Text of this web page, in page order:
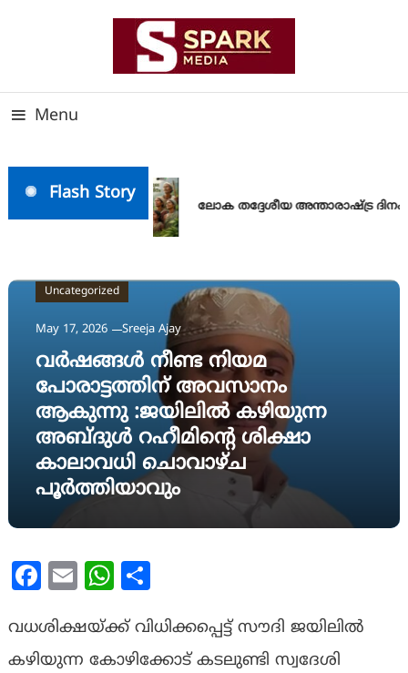
Menu
Flash Story
ലോക തദ്ദേശീയ അന്താരാഷ്ട്ര ദിനം
Uncategorized
May 17, 2026 Sreeja Ajay
വർഷങ്ങൾ നീണ്ട നിയമ
പോരാട്ടത്തിന് അവസാനം
ആകുന്നു :ജയിലിൽ കഴിയുന്ന
അബ്ദുൾ റഹീമിൻ്റെ ശിക്ഷാ
കാലാവധി ചൊവാഴ്ച
പൂർത്തിയാവും
Facebook
Email WhatsApp
വധശിക്ഷയ്ക്ക് വിധിക്കപ്പെട്ട് സൗദി ജയിലിൽ
കഴിയുന്ന കോഴിക്കോട് കടലുണ്ടി സ്വദേശി